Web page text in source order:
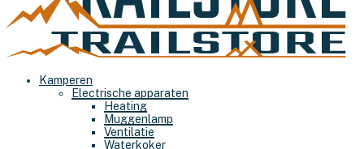
Kamperen
Electrische apparaten
Heating
Muggenlamp
Ventilatie
Waterkoker